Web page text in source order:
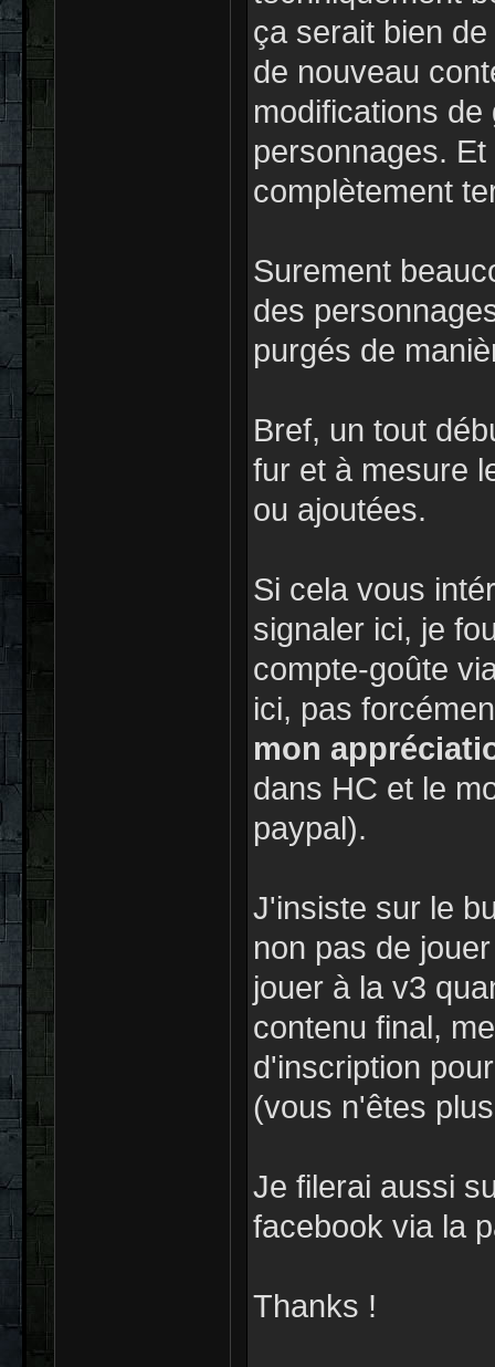
ça serait bien
de nouveau
modifications
personnages.
complètement
Surement
des
purgés de
Bref, un tout
fur et à mesure
ou ajoutées.
Si cela vous
signaler ici, je
compte-goûte
ici, pas
mon
dans HC et le
paypal).
J'insiste sur le
non pas de
jouer à la v3
contenu final,
d'inscription
(vous n'êtes
Je filerai aussi
facebook via la
Thanks !